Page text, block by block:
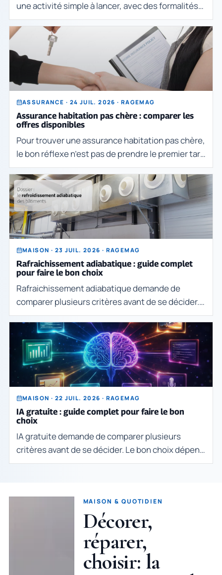
une activité simple à lancer, avec des formalités
allégées et un cadre fiscal et social adapté aux
petits volumes d’activité. La création se fai
ASSURANCE · 24 JUIL. 2026 · RAGEMAG
Assurance habitation pas chère : comparer les
offres disponibles
Pour trouver une assurance habitation pas chère,
le bon réflexe n’est pas de prendre le premier tarif
affiché, mais de comparer ce que le contrat
couvre réellement, les franchises, les exclu
MAISON · 23 JUIL. 2026 · RAGEMAG
Rafraichissement adiabatique : guide complet
pour faire le bon choix
Rafraichissement adiabatique demande de
comparer plusieurs critères avant de se décider.
Le bon choix dépend du besoin réel, du budget,
des contraintes pratiques et de la qualité des
informa
MAISON · 22 JUIL. 2026 · RAGEMAG
IA gratuite : guide complet pour faire le bon
choix
IA gratuite demande de comparer plusieurs
critères avant de se décider. Le bon choix dépend
du besoin réel, du budget, des contraintes
MAISON & QUOTIDIEN
Décorer,
réparer,
choisir: la